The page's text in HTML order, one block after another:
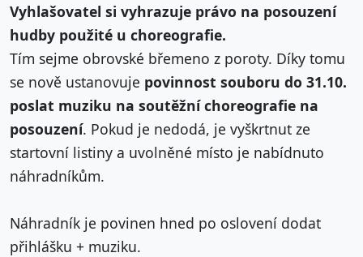
Vyhlašovatel si vyhrazuje právo na posouzení
hudby použité u choreografie.
Tím sejme obrovské břemeno z poroty. Díky tomu
se nově ustanovuje povinnost souboru do 31.10.
poslat muziku na soutěžní choreografie na
posouzení. Pokud je nedodá, je vyškrtnut ze
startovní listiny a uvolněné místo je nabídnuto
náhradníkům.
Náhradník je povinen hned po oslovení dodat
přihlášku + muziku.